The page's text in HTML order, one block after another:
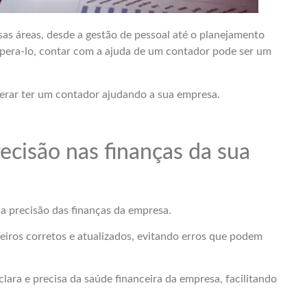
áreas, desde a gestão de pessoal até o planejamento
lo, contar com a ajuda de um contador pode ser um
ter um contador ajudando a sua empresa.
nas finanças da sua
precisão das finanças da empresa.
corretos e atualizados, evitando erros que podem
e precisa da saúde financeira da empresa, facilitando